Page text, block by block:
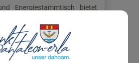
Energiestammtisch bietet
und Energiethemen und
Vernetzung zwischen
Akteuren und Interessierten.